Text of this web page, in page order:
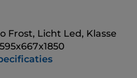
Frost, Licht Led, Klasse